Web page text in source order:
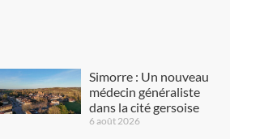
Simorre : Un nouveau
médecin généraliste
dans la cité gersoise
6 août 2026